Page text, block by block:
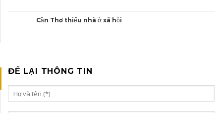
Cần Thơ thiếu nhà ở xã hội
ĐỂ LẠI THÔNG TIN